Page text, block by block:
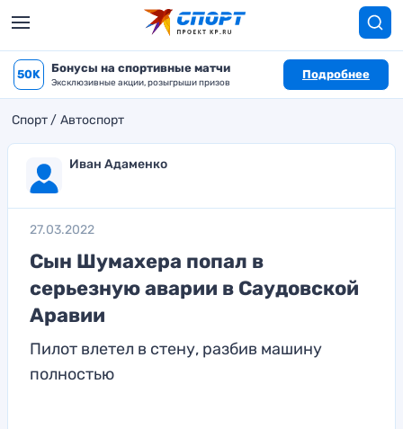
50K Бонусы на спортивные матчи
Эксклюзивные акции, розыгрыши призов
Подробнее
Спорт Автоспорт
Иван Адаменко
27.03.2022
Сын Шумахера попал в
серьезную аварии в Саудовской
Аравии
Пилот влетел в стену, разбив машину
полностью